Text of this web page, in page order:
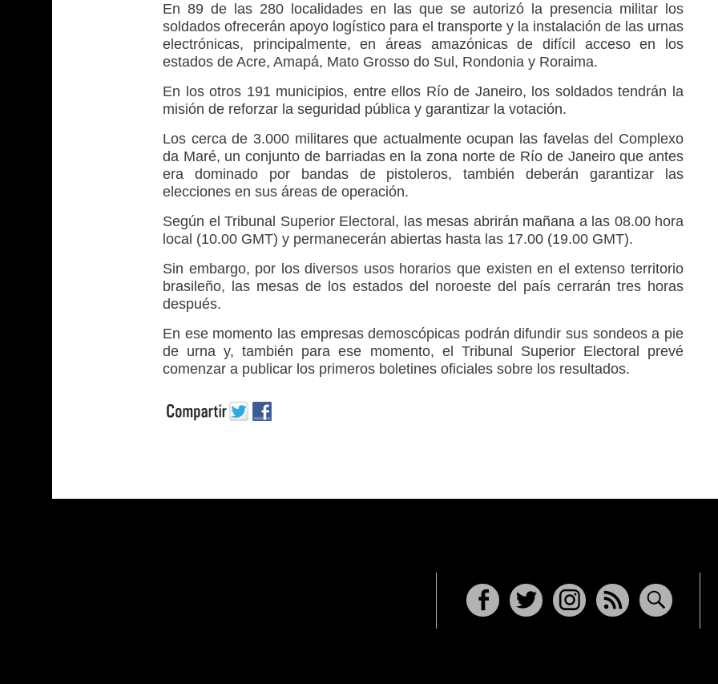
En 89 de las 280 localidades en las que se autorizó la presencia militar los
soldados ofrecerán apoyo logístico para el transporte y la instalación de las urnas
electrónicas, principalmente, en áreas amazónicas de difícil acceso en los
estados de Acre, Amapá, Mato Grosso do Sul, Rondonia y Roraima.
En los otros 191 municipios, entre ellos Río de Janeiro, los soldados tendrán la
misión de reforzar la seguridad pública y garantizar la votación.
Los cerca de 3.000 militares que actualmente ocupan las favelas del Complexo
da Maré, un conjunto de barriadas en la zona norte de Río de Janeiro que antes
era dominado por bandas de pistoleros, también deberán garantizar las
elecciones en sus áreas de operación.
Según el Tribunal Superior Electoral, las mesas abrirán mañana a las 08.00 hora
local (10.00 GMT) y permanecerán abiertas hasta las 17.00 (19.00 GMT).
Sin embargo, por los diversos usos horarios que existen en el extenso territorio
brasileño, las mesas de los estados del noroeste del país cerrarán tres horas
después.
En ese momento las empresas demoscópicas podrán difundir sus sondeos a pie
de urna y, también para ese momento, el Tribunal Superior Electoral prevé
comenzar a publicar los primeros boletines oficiales sobre los resultados.